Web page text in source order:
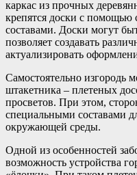
каркас из прочных
крепятся доски с
составами. Доски могут
позволяет создавать
актуализировать
Самостоятельно изгородь
штакетника – плетеных
просветов. При этом,
специальными составами
окружающей среды.
Одной из особенностей
возможность устройства